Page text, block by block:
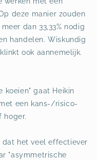
deze manier zouden
dan 33,33% nodig
handelen. Wiskundig
ook aannemelijk.
koeien" gaat Heikin
een kans-/risico-
hoger.
het veel effectiever
"asymmetrische